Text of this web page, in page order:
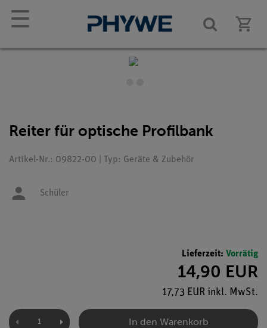
☰
Reiter für optische Profilbank
Artikel-Nr.: 09822-00 | Typ: Geräte & Zubehör
Schüler
Lieferzeit: Vorrätig
14,90 EUR
17,73 EUR inkl. MwSt.
In den Warenkorb